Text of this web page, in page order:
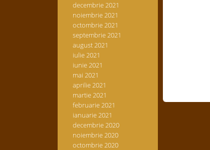
decembrie 2021
noiembrie 2021
octombrie 2021
septembrie 2021
august 2021
iulie 2021
iunie 2021
mai 2021
aprilie 2021
martie 2021
februarie 2021
ianuarie 2021
decembrie 2020
noiembrie 2020
octombrie 2020